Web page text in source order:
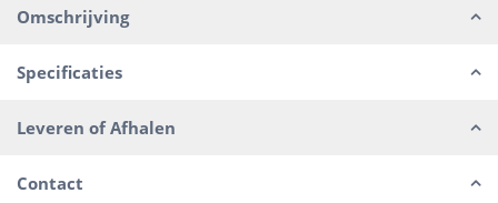
Omschrijving
Specificaties
Leveren of Afhalen
Contact